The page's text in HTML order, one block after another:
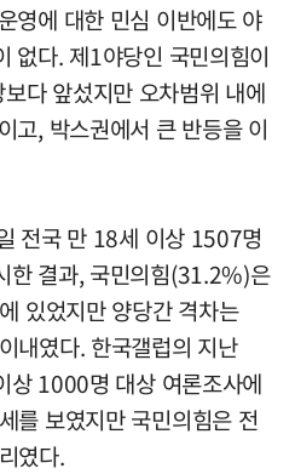
영에 대한 민심 이반에도 야
없다. 제1야당인 국민의힘이
다 앞섰지만 오차범위 내에
고, 박스권에서 큰 반등을 이
전국 만 18세 이상 1507명
한 결과, 국민의힘(31.2%)은
있었지만 양당간 격차는
내였다. 한국갤럽의 지난
1000명 대상 여론조사에
를 보였지만 국민의힘은 전
였다.